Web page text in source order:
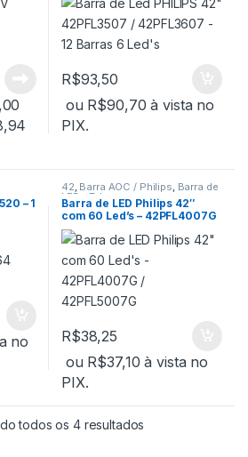
R$93,50
ou R$90,70 à vista no
PIX.
– 1
no
42, Barra AOC / Philips, Barra de
LED - Tv's
Barra de LED Philips 42″
com 60 Led’s – 42PFL4007G
/ 42PFL5007G
R$38,25
ou R$37,10 à vista no
PIX.
todos os 4 resultados